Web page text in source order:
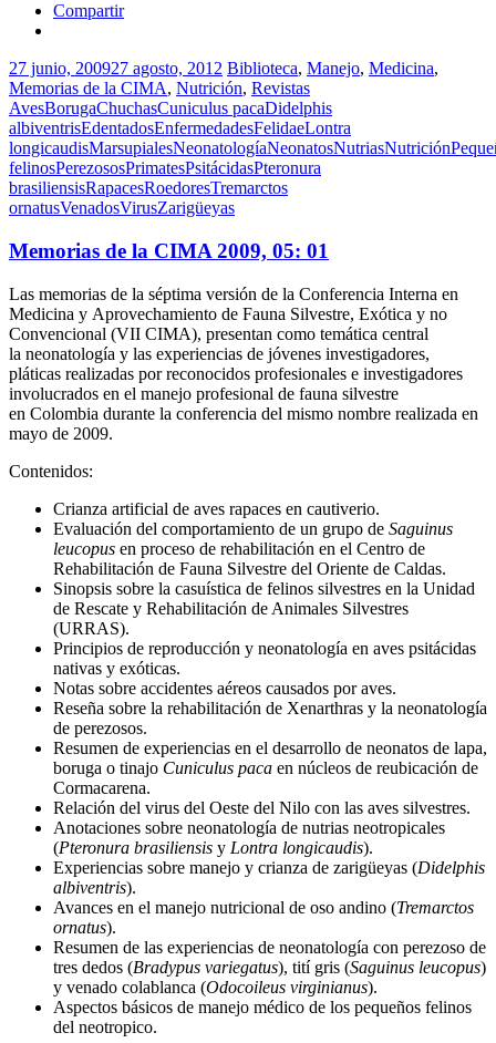
Compartir
27 junio, 200927 agosto, 2012 Biblioteca, Manejo, Medicina,
Memorias de la CIMA, Nutrición, Revistas
AvesBorugaChuchasCuniculus pacaDidelphis
albiventrisEdentadosEnfermedadesFelidaeLontra
longicaudisMarsupialesNeonatologíaNeonatosNutriasNutrición
felinosPerezososPrimatesPsitácidasPteronura
brasiliensisRapacesRoedoresTremarctos
ornatusVenadosVirusZarigüeyas
Memorias de la CIMA 2009, 05: 01
Las memorias de la séptima versión de la Conferencia Interna en
Medicina y Aprovechamiento de Fauna Silvestre, Exótica y no
Convencional (VII CIMA), presentan como temática central
la neonatología y las experiencias de jóvenes investigadores,
pláticas realizadas por reconocidos profesionales e investigadores
involucrados en el manejo profesional de fauna silvestre
en Colombia durante la conferencia del mismo nombre realizada en
mayo de 2009.
Contenidos:
Crianza artificial de aves rapaces en cautiverio.
Evaluación del comportamiento de un grupo de Saguinus
leucopus en proceso de rehabilitación en el Centro de
Rehabilitación de Fauna Silvestre del Oriente de Caldas.
Sinopsis sobre la casuística de felinos silvestres en la Unidad
de Rescate y Rehabilitación de Animales Silvestres
(URRAS).
Principios de reproducción y neonatología en aves psitácidas
nativas y exóticas.
Notas sobre accidentes aéreos causados por aves.
Reseña sobre la rehabilitación de Xenarthras y la neonatología
de perezosos.
Resumen de experiencias en el desarrollo de neonatos de lapa,
boruga o tinajo Cuniculus paca en núcleos de reubicación de
Cormacarena.
Relación del virus del Oeste del Nilo con las aves silvestres.
Anotaciones sobre neonatología de nutrias neotropicales
(Pteronura brasiliensis y Lontra longicaudis).
Experiencias sobre manejo y crianza de zarigüeyas (Didelphis
albiventris).
Avances en el manejo nutricional de oso andino (Tremarctos
ornatus).
Resumen de las experiencias de neonatología con perezoso de
tres dedos (Bradypus variegatus), tití gris (Saguinus leucopus)
y venado colablanca (Odocoileus virginianus).
Aspectos básicos de manejo médico de los pequeños felinos
del neotropico.